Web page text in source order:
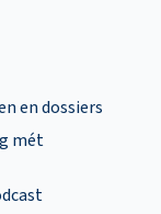
en dossiers
mét